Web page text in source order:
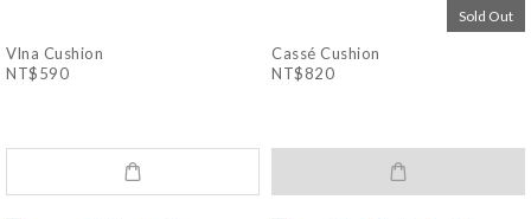
Vlna Cushion
NT$590
Sold Out
Cassé Cushion
NT$820